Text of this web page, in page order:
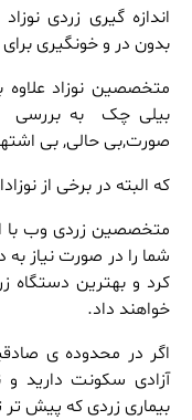
اندازه گیری زردی
بدون در و خونگیری
متخصصین نوزاد
بیلی چک به بررسی
صورت,بی حالی, بی
که البته در برخی از
متخصصین زردی وب با
شما را در صورت نیاز به
کرد و بهترین دستگاه
خواهند داد.
اگر در محدوده ی
آزادی سکونت دارید و
بیماری زردی که پیش